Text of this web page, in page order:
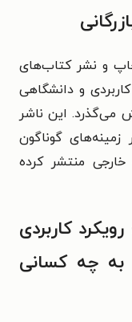
و نشر کتاب‌های
و دانشگاهی
این ناشر
کتاب در زمینه‌های گوناگون
خارجی منتشر کرده
کاربردی
چه کسانی